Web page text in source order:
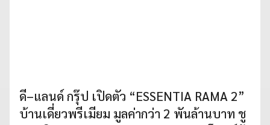
ดี–แลนด์ กรุ๊ป เปิดตัว “ESSENTIA RAMA 2”
บ้านเดี่ยวพรีเมียม มูลค่ากว่า 2 พันล้านบาท ชู